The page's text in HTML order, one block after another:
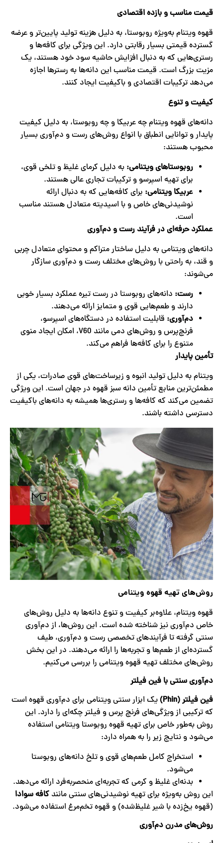
قیمت مناسب و بازده اقتصادی
قهوه ویتنام به‌ویژه روبوستا، به دلیل هزینه تولید پایین‌تر و عرضه
گسترده قیمتی بسیار رقابتی دارد. این ویژگی برای کافه‌ها و
رستری‌هایی که به دنبال افزایش حاشیه سود خود هستند، یک
مزیت بزرگ است. قیمت مناسب این دانه‌ها به رسترها اجازه
می‌دهد ترکیبات اقتصادی و باکیفیت ایجاد کنند.
کیفیت و تنوع
دانه‌های قهوه ویتنام چه عربیکا و چه روبوستا، به دلیل کیفیت
پایدار و توانایی انطباق با انواع روش‌های رست و دم‌آوری بسیار
محبوب هستند:
روبوستاهای ویتنامی:به دلیل کرمای غلیظ و تلخی قوی،
برای تهیه اسپرسو و ترکیبات تجاری عالی هستند.
عربیکا ویتنامی:برای کافه‌هایی که به دنبال ارائه
نوشیدنی‌های خاص و با اسیدیته متعادل هستند مناسب
است.
عملکرد حرفه‌ای در فرآیند رست و دم‌آوری
دانه‌های ویتنامی به دلیل ساختار متراکم و محتوای متعادل چربی
و قند، به راحتی با روش‌های مختلف رست و دم‌آوری سازگار
می‌شوند:
رست:دانه‌های روبوستا در رست تیره عملکرد بسیار خوبی
دارند و طعم‌هایی قوی و متمایز ارائه می‌دهند.
دم‌آوری:قابلیت استفاده در دستگاه‌های اسپرسو،
فرنچ‌پرس و روش‌های دمی مانند V60، امکان ایجاد منوی
متنوع را برای کافه‌ها فراهم می‌کند.
تأمین پایدار
ویتنام به دلیل تولید انبوه و زیرساخت‌های قوی صادرات، یکی از
مطمئن‌ترین منابع تأمین دانه سبز قهوه در جهان است. این ویژگی
تضمین می‌کند که کافه‌ها و رستری‌ها همیشه به دانه‌های باکیفیت
دسترسی داشته باشند.
روش‌های تهیه قهوه ویتنامی
قهوه ویتنام، علاوه‌بر کیفیت و تنوع دانه‌ها به دلیل روش‌های
خاص دم‌آوری نیز شناخته شده است. این روش‌ها، از دم‌آوری
سنتی گرفته تا فرآیندهای تخصصی رست و دم‌آوری، طیف
گسترده‌ای از طعم‌ها و تجربه‌ها را ارائه می‌دهند. در این بخش
روش‌های مختلف تهیه قهوه ویتنامی را بررسی می‌کنیم.
دم‌آوری سنتی با فین فیلتر
فین فیلتر (Phin)
یک ابزار سنتی ویتنامی برای دم‌آوری قهوه است
که ترکیبی از ویژگی‌های فرنچ پرس و فیلتر چکه‌ای را دارد. این
روش به‌طور خاص برای تهیه قهوه روبوستا ویتنامی استفاده
می‌شود و نتایج زیر را به همراه دارد:
استخراج کامل طعم‌های قوی و تلخ دانه‌های روبوستا
می‌شود.
بدنه‌ای غلیظ و کرمی که تجربه‌ای منحصربه‌فرد ارائه می‌دهد.
این روش به‌ویژه برای تهیه نوشیدنی‌های سنتی مانندکافه سوادا
(قهوه یخ‌زده با شیر غلیظ‌شده) و قهوه تخم‌مرغ استفاده می‌شود.
روش‌های مدرن دم‌آوری